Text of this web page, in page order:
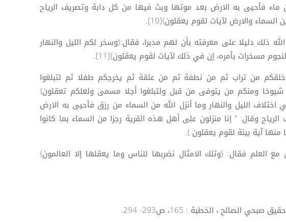
ماء فأحيى به الارض بعد موتها وبث فيها من كل دابة وتصريف الرياح
والارض لآيات لقوم يعقلون}[10].
ذلك دليلا على معرفته بأن لهم مدبرا، فقال:{وسخر لكم الليل والنهار
مسخرات بأمره، إن في ذلك لآيات لقوم يعقلون}[11].
من تراب ثم من نطفة ثم من علقة ثم يخرجكم طفلا ثم لتبلغوا
شيوخا ومنكم من يتوفى من قبل ولتبلغوا أجلا مسمى ولعلكم تعقلون}
اختلاف الليل والنهار وما أنزل الله من السماء من رزق فأحيى به الارض
وقال: " إنا منزلون على أهل هذه القرية رجزا من السماء بما كانوا
آية بينة لقوم يعقلون }.
العلم فقال: {وتلك الامثال نضربها للناس وما يعقلها إلا العالمون}